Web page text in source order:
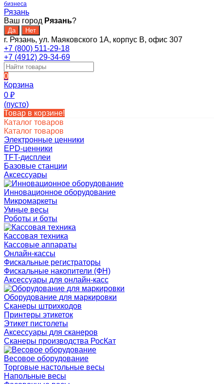
бизнеса
Рязань
Ваш город Рязань?
г. Рязань, ул. Маяковского 1А, корпус B, офис 307
+7 (800) 511-29-18
+7 (4912) 29-34-69
0
Корзина
0 ₽
(пусто)
Товар в корзине!
Каталог товаров
Каталог товаров
Электронные ценники
EPD-ценники
TFT-дисплеи
Базовые станции
Аксессуары
Инновационное оборудование
Микромаркеты
Умные весы
Роботы и боты
Кассовая техника
Кассовые аппараты
Онлайн-кассы
Фискальные регистраторы
Фискальные накопители (ФН)
Аксессуары для онлайн-касс
Оборудование для маркировки
Сканеры штрихкодов
Принтеры этикеток
Этикет пистолеты
Аксессуары для сканеров
Сканеры производства РосКат
Весовое оборудование
Торговые настольные весы
Напольные весы